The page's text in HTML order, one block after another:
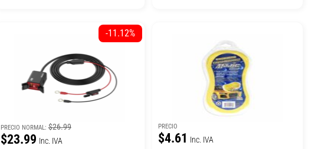
PRECIO NORMAL:$26.99
$23.99 Inc. IVA
-11.12%
PRECIO
$4.61 Inc. IVA